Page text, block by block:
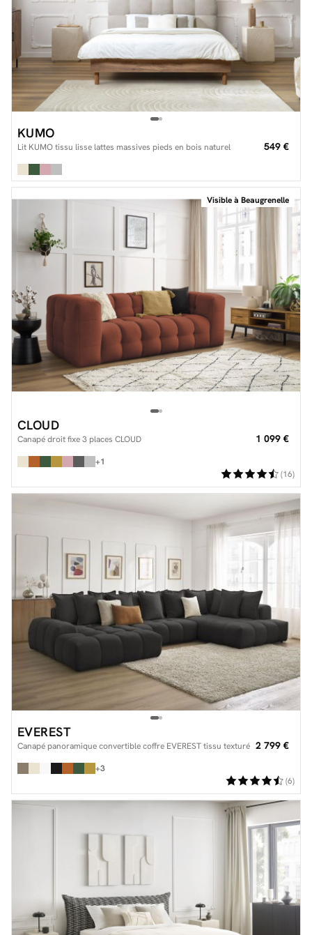
KUMO
Lit KUMO tissu lisse lattes massives pieds en bois naturel 549 €
Visible à Beaugrenelle
CLOUD
Canapé droit fixe 3 places CLOUD 1 099 €
+1
(16)
EVEREST
Canapé panoramique convertible coffre EVEREST tissu texturé 2 799 €
+3
(6)